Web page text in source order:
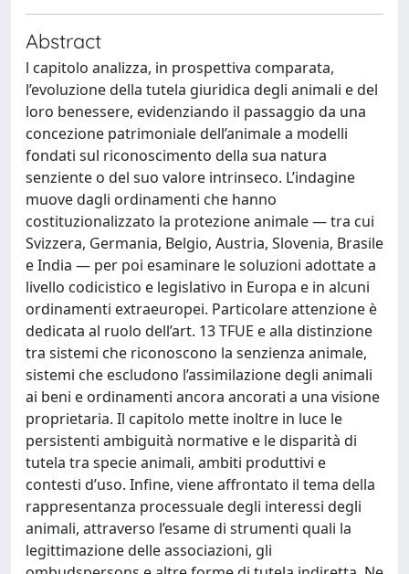
Abstract
l capitolo analizza, in prospettiva comparata,
l’evoluzione della tutela giuridica degli animali e del
loro benessere, evidenziando il passaggio da una
concezione patrimoniale dell’animale a modelli
fondati sul riconoscimento della sua natura
senziente o del suo valore intrinseco. L’indagine
muove dagli ordinamenti che hanno
costituzionalizzato la protezione animale — tra cui
Svizzera, Germania, Belgio, Austria, Slovenia, Brasile
e India — per poi esaminare le soluzioni adottate a
livello codicistico e legislativo in Europa e in alcuni
ordinamenti extraeuropei. Particolare attenzione è
dedicata al ruolo dell’art. 13 TFUE e alla distinzione
tra sistemi che riconoscono la senzienza animale,
sistemi che escludono l’assimilazione degli animali
ai beni e ordinamenti ancora ancorati a una visione
proprietaria. Il capitolo mette inoltre in luce le
persistenti ambiguità normative e le disparità di
tutela tra specie animali, ambiti produttivi e
contesti d’uso. Infine, viene affrontato il tema della
rappresentanza processuale degli interessi degli
animali, attraverso l’esame di strumenti quali la
legittimazione delle associazioni, gli